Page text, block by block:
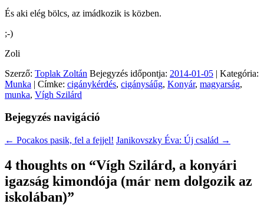
És aki elég bölcs, az imádkozik is közben.
;-)
Zoli
Szerző: Toplak Zoltán Bejegyzés időpontja: 2014-01-05 | Kategória:
Munka | Címke: cigánykérdés, cigánysáűg, Konyár, magyarság,
munka, Vígh Szilárd
Bejegyzés navigáció
← Pocakos pasik, fel a fejjel! Janikovszky Éva: Új család →
4 thoughts on “Vígh Szilárd, a konyári
igazság kimondója (már nem dolgozik az
iskolában)”